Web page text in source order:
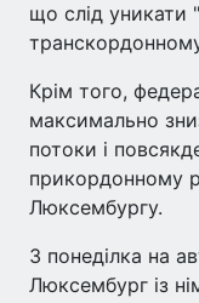
що слід уникати
Крім того,
максимально
потоки і
прикордонному
Люксембургу.
З понеділка на
Люксембург із